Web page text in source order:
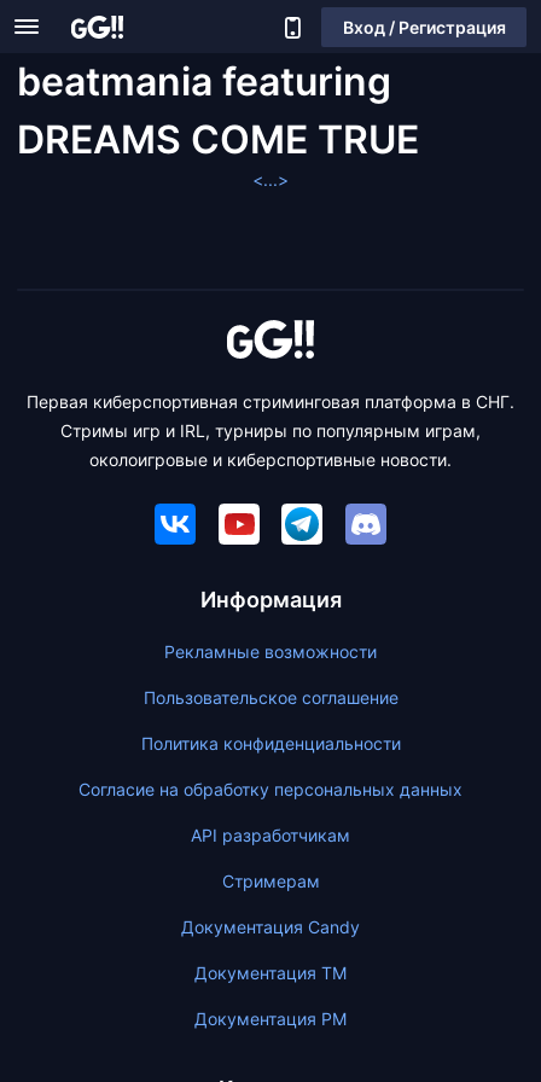
Вход / Регистрация
beatmania featuring
DREAMS COME TRUE
<...>
Первая киберспортивная стриминговая платформа в СНГ.
Стримы игр и IRL, турниры по популярным играм,
околоигровые и киберспортивные новости.
Информация
Рекламные возможности
Пользовательское соглашение
Политика конфиденциальности
Согласие на обработку персональных данных
API разработчикам
Стримерам
Документация Candy
Документация ТМ
Документация PM